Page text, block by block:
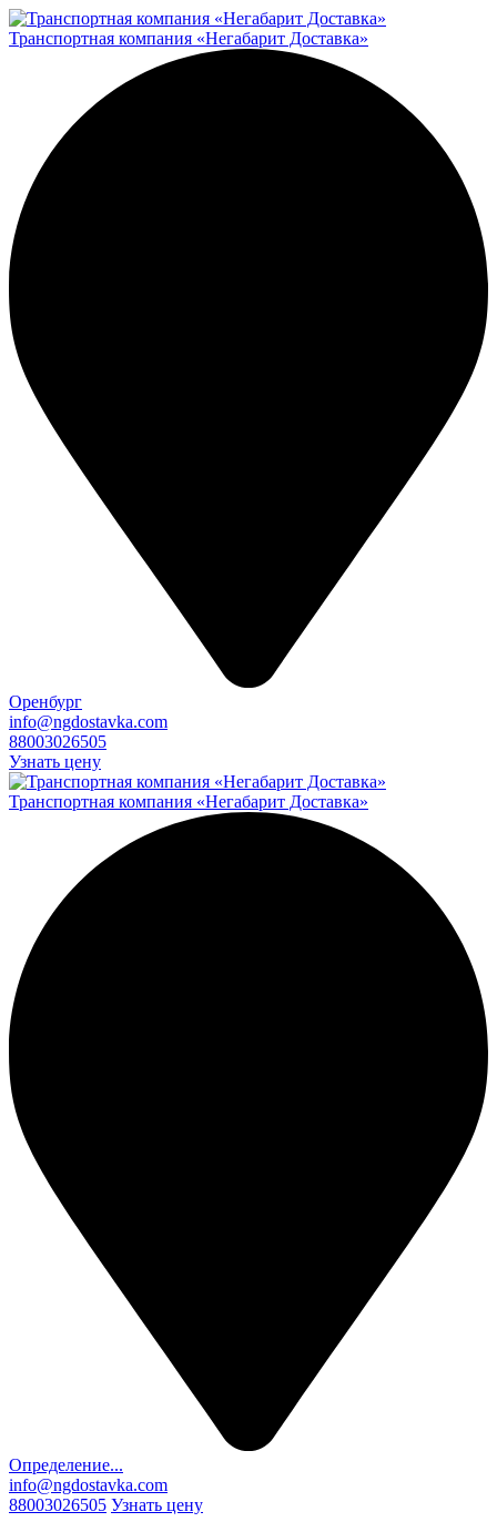
Транспортная компания «Негабарит Доставка»
Оренбург
info@ngdostavka.com
88003026505
Узнать цену
Транспортная компания «Негабарит Доставка»
Определение...
info@ngdostavka.com
88003026505 Узнать цену